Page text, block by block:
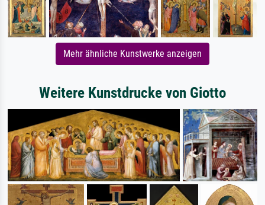
Mehr ähnliche Kunstwerke anzeigen
Weitere Kunstdrucke von Giotto